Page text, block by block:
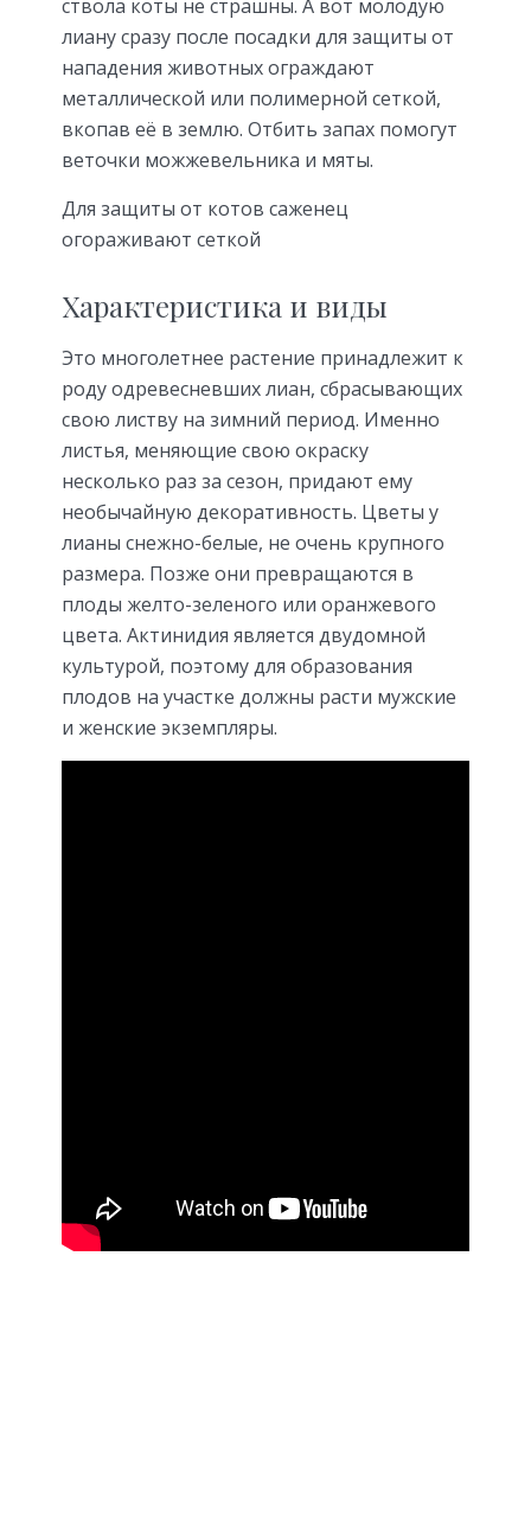
ствола коты не страшны. А вот молодую
лиану сразу после посадки для защиты от
нападения животных ограждают
металлической или полимерной сеткой,
вкопав её в землю. Отбить запах помогут
веточки можжевельника и мяты.
Для защиты от котов саженец
огораживают сеткой
Характеристика и виды
Это многолетнее растение принадлежит к
роду одревесневших лиан, сбрасывающих
свою листву на зимний период. Именно
листья, меняющие свою окраску
несколько раз за сезон, придают ему
необычайную декоративность. Цветы у
лианы снежно-белые, не очень крупного
размера. Позже они превращаются в
плоды желто-зеленого или оранжевого
цвета. Актинидия является двудомной
культурой, поэтому для образования
плодов на участке должны расти мужские
и женские экземпляры.